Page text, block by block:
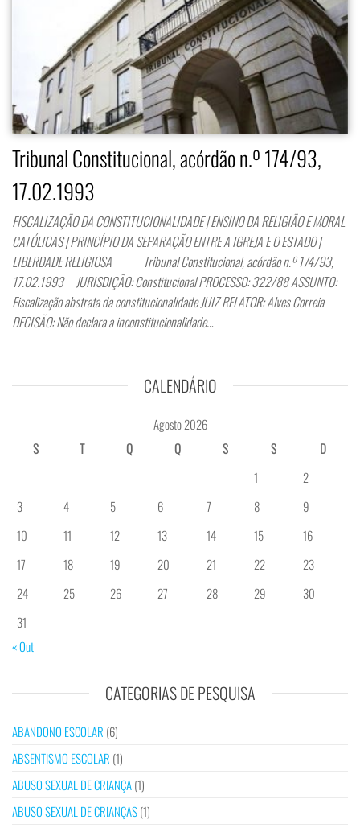
Tribunal Constitucional, acórdão n.º 174/93,
17.02.1993
FISCALIZAÇÃO DA CONSTITUCIONALIDADE | ENSINO DA RELIGIÃO E MORAL
CATÓLICAS | PRINCÍPIO DA SEPARAÇÃO ENTRE A IGREJA E O ESTADO |
LIBERDADE RELIGIOSA Tribunal Constitucional, acórdão n.º 174/93,
17.02.1993 JURISDIÇÃO: Constitucional PROCESSO: 322/88 ASSUNTO:
Fiscalização abstrata da constitucionalidade JUIZ RELATOR: Alves Correia
DECISÃO: Não declara a inconstitucionalidade…
CALENDÁRIO
Agosto 2026
S
T Q Q S S
D
1
2
3
4 5 6 7 8
9
10
11 12 13 14 15
16
17
18 19 20 21 22
23
24
25 26 27 28 29
30
31
« Out
CATEGORIAS DE PESQUISA
ABANDONO ESCOLAR (6)
ABSENTISMO ESCOLAR (1)
ABUSO SEXUAL DE CRIANÇA(1)
ABUSO SEXUAL DE CRIANÇAS(1)